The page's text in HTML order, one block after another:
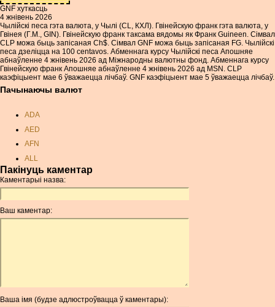
GNF хуткасць
4 жнівень 2026
Чылійскі песа гэта валюта, у Чылі (CL, КХЛ). Гвінейскую франк гэта валюта, у
Гвінея (Г.М., GIN). Гвінейскую франк таксама вядомы як Франк Guineen. Сімвал
CLP можа быць запісаная Ch$. Сімвал GNF можа быць запісаная FG. Чылійскі
песа дзеліцца на 100 centavos. Абменнага курсу Чылійскі песа Апошняе
абнаўленне 4 жнівень 2026 ад Міжнародны валютны фонд. Абменнага курсу
Гвінейскую франк Апошняе абнаўленне 4 жнівень 2026 ад MSN. CLP
каэфіцыент мае 6 ўважаецца лічбаў. GNF каэфіцыент мае 5 ўважаецца лічбаў.
Пачынаючы валют
ADA
AED
AFN
ALL
AMD
ANC
ANG
AOA
AUR
AWG
Пакінуць каментар
Каментарыі назва:
Ваш каментар:
Ваша імя (будзе адлюстроўвацца ў каментары):